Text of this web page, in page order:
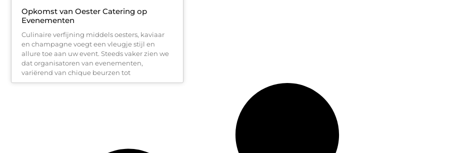
Opkomst van Oester Catering op
Evenementen
Culinaire verfijning middels oesters, kaviaar
en champagne voegt een vleugje stijl en
allure toe aan uw event. Steeds vaker zien we
dat organisatoren van evenementen,
variërend van chique beurzen tot